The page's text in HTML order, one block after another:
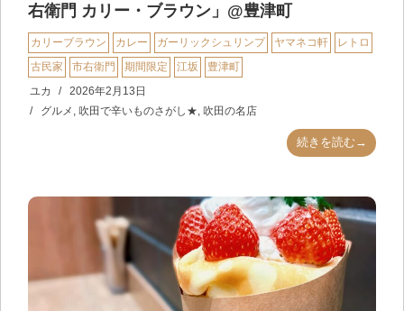
右衛門 カリー・ブラウン」@豊津町
カリーブラウン カレー ガーリックシュリンプ ヤマネコ軒
レトロ
古民家
市右衛門 期間限定 江坂
豊津町
ユカ
2026年2月13日
グルメ 吹田で辛いものさがし★ 吹田の名店
続きを読む→